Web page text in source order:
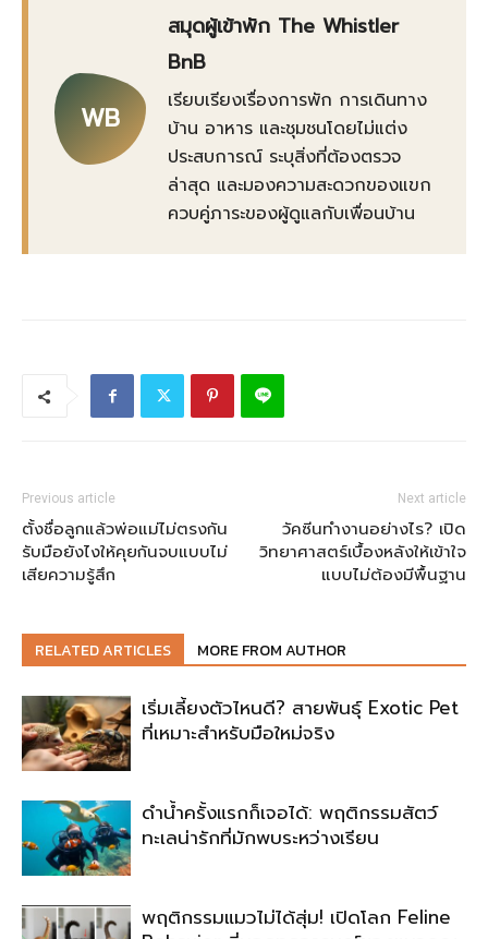
WB
สมุดผู้เข้าพัก The Whistler
BnB
เรียบเรียงเรื่องการพัก การเดินทาง
บ้าน อาหาร และชุมชนโดยไม่แต่ง
ประสบการณ์ ระบุสิ่งที่ต้องตรวจ
ล่าสุด และมองความสะดวกของแขก
ควบคู่ภาระของผู้ดูแลกับเพื่อนบ้าน
Previous article
ตั้งชื่อลูกแล้วพ่อแม่ไม่ตรงกัน
รับมือยังไงให้คุยกันจบแบบไม่
เสียความรู้สึก
Next article
วัคซีนทำงานอย่างไร? เปิด
วิทยาศาสตร์เบื้องหลังให้เข้าใจ
แบบไม่ต้องมีพื้นฐาน
RELATED ARTICLES MORE FROM AUTHOR
เริ่มเลี้ยงตัวไหนดี? สายพันธุ์ Exotic Pet
ที่เหมาะสำหรับมือใหม่จริง
ดำน้ำครั้งแรกก็เจอได้: พฤติกรรมสัตว์
ทะเลน่ารักที่มักพบระหว่างเรียน
พฤติกรรมแมวไม่ได้สุ่ม! เปิดโลก Feline